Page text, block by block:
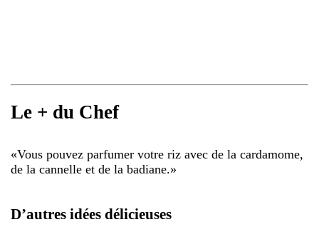
Le + du Chef
«Vous pouvez parfumer votre riz avec de la cardamome,
de la cannelle et de la badiane.»
D’autres idées délicieuses